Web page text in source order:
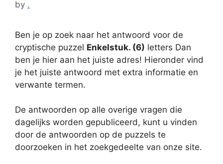
by .
Ben je op zoek naar het antwoord voor de
cryptische puzzel Enkelstuk. (6) letters Dan
ben je hier aan het juiste adres! Hieronder vind
je het juiste antwoord met extra informatie en
verwante termen.
De antwoorden op alle overige vragen die
dagelijks worden gepubliceerd, kunt u vinden
door de antwoorden op de puzzels te
doorzoeken in het zoekgedeelte van onze site.